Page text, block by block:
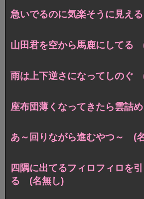
急いでるのに気楽そうに見え
山田君を空から馬鹿にしてる
雨は上下逆さになってしのぐ
座布団薄くなってきたら雲詰
あ～回りながら進むやつ～ (
四隅に出てるフィロフィロを
る (名無し)